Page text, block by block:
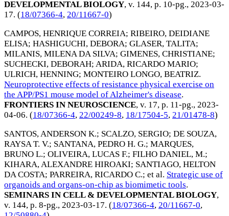
DEVELOPMENTAL BIOLOGY, v. 144, p. 10-pg., 2023-03-
17. (18/07366-4, 20/11667-0)
CAMPOS, HENRIQUE CORREIA; RIBEIRO, DEIDIANE
ELISA; HASHIGUCHI, DEBORA; GLASER, TALITA;
MILANIS, MILENA DA SILVA; GIMENES, CHRISTIANE;
SUCHECKI, DEBORAH; ARIDA, RICARDO MARIO;
ULRICH, HENNING; MONTEIRO LONGO, BEATRIZ.
Neuroprotective effects of resistance physical exercise on
the APP/PS1 mouse model of Alzheimer's disease.
FRONTIERS IN NEUROSCIENCE, v. 17, p. 11-pg., 2023-
04-06. (18/07366-4, 22/00249-8, 18/17504-5, 21/01478-8)
SANTOS, ANDERSON K.; SCALZO, SERGIO; DE SOUZA,
RAYSA T. V.; SANTANA, PEDRO H. G.; MARQUES,
BRUNO L.; OLIVEIRA, LUCAS F.; FILHO DANIEL, M.;
KIHARA, ALEXANDRE HIROAKI; SANTIAGO, HELTON
DA COSTA; PARREIRA, RICARDO C.; et al. Strategic use of
organoids and organs-on-chip as biomimetic tools.
SEMINARS IN CELL & DEVELOPMENTAL BIOLOGY,
v. 144, p. 8-pg., 2023-03-17. (18/07366-4, 20/11667-0,